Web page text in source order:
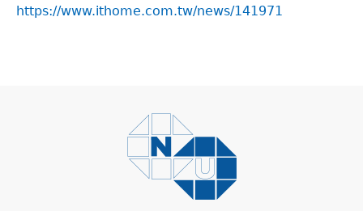
https://www.ithome.com.tw/news/141971